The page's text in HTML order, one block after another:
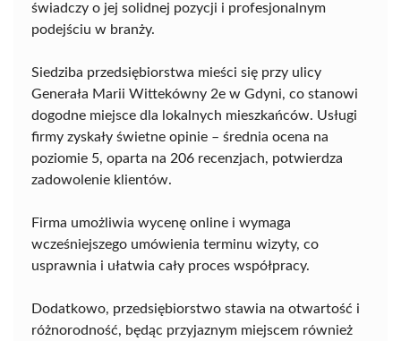
świadczy o jej solidnej pozycji i profesjonalnym
podejściu w branży.
Siedziba przedsiębiorstwa mieści się przy ulicy
Generała Marii Wittekówny 2e w Gdyni, co stanowi
dogodne miejsce dla lokalnych mieszkańców. Usługi
firmy zyskały świetne opinie – średnia ocena na
poziomie 5, oparta na 206 recenzjach, potwierdza
zadowolenie klientów.
Firma umożliwia wycenę online i wymaga
wcześniejszego umówienia terminu wizyty, co
usprawnia i ułatwia cały proces współpracy.
Dodatkowo, przedsiębiorstwo stawia na otwartość i
różnorodność, będąc przyjaznym miejscem również